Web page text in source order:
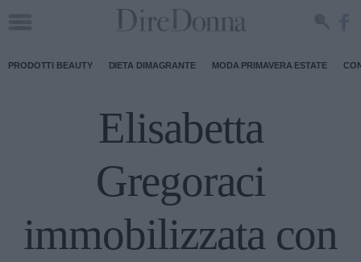
PRODOTTI BEAUTY DIETA DIMAGRANTE MODA PRIMAVERA ESTATE
Elisabetta
Gregoraci
immobilizzata con